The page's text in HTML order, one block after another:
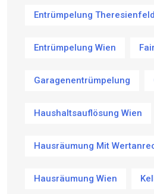
Entrümpelung
Entrümpelung Wien
Garagenentrümpelung
Haushaltsauflösung Wien
Hausräumung Mit
Hausräumung Wien